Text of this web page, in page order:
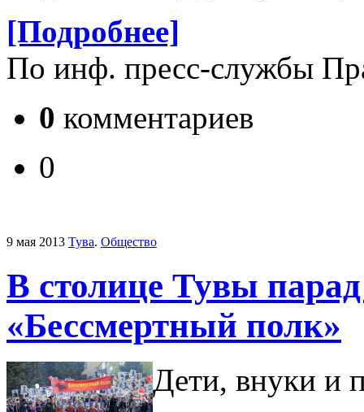
[Подробнее]
По инф. пресс-службы
0 комментариев
0
9 мая 2013 Тува. Общество
В столице Тувы
«Бессмертный полк»
Дети, внуки и